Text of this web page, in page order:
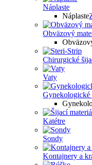
Náplaste
Náplaste
Obväzový
Chirurgické
Vaty
Gynekologické
Katétre
Sondy
Kontajnery a